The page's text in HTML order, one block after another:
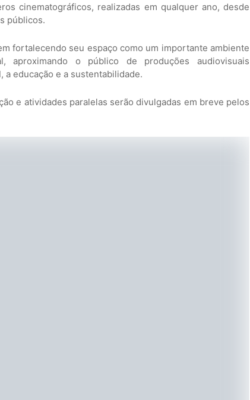
cinematográficos, realizadas em qualquer ano, desde
públicos.
fortalecendo seu espaço como um importante ambiente
aproximando o público de produções audiovisuais
a educação e a sustentabilidade.
e atividades paralelas serão divulgadas em breve pelos